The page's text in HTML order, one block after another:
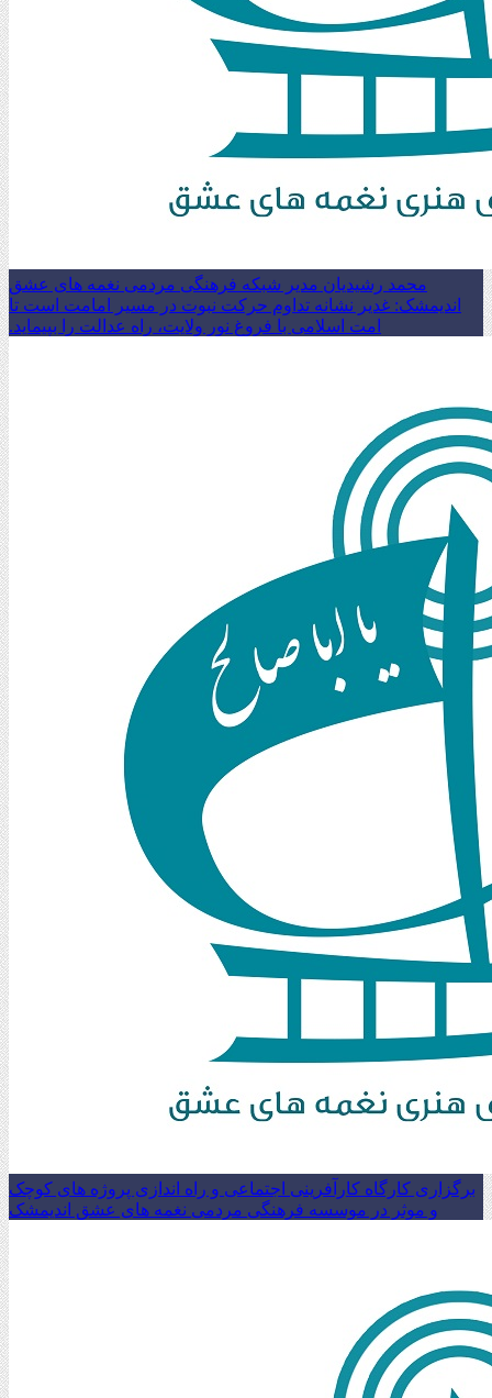
محمد رشیدیان مدیر شبکه فرهنگی مردمی نغمه های عشق
اندیمشک: غدیر نشانه تداوم حرکت نبوت در مسیر امامت است تا
امت اسلامی با فروغ نور ولایت، راه عدالت را بپیماید.
برگزاری کارگاه کارآفرینی اجتماعی و راه اندازی پروژه های کوچک
و موثر در موسسه فرهنگی مردمی نغمه های عشق اندیمشک